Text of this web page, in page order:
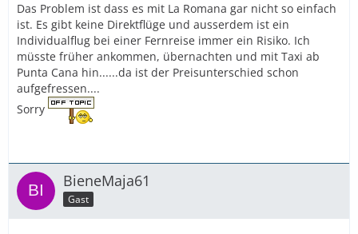
Das Problem ist dass es mit La Romana gar nicht so einfach
ist. Es gibt keine Direktflüge und ausserdem ist ein
Individualflug bei einer Fernreise immer ein Risiko. Ich
müsste früher ankommen, übernachten und mit Taxi ab
Punta Cana hin......da ist der Preisunterschied schon
aufgefressen....
Sorry
BieneMaja61
Gast